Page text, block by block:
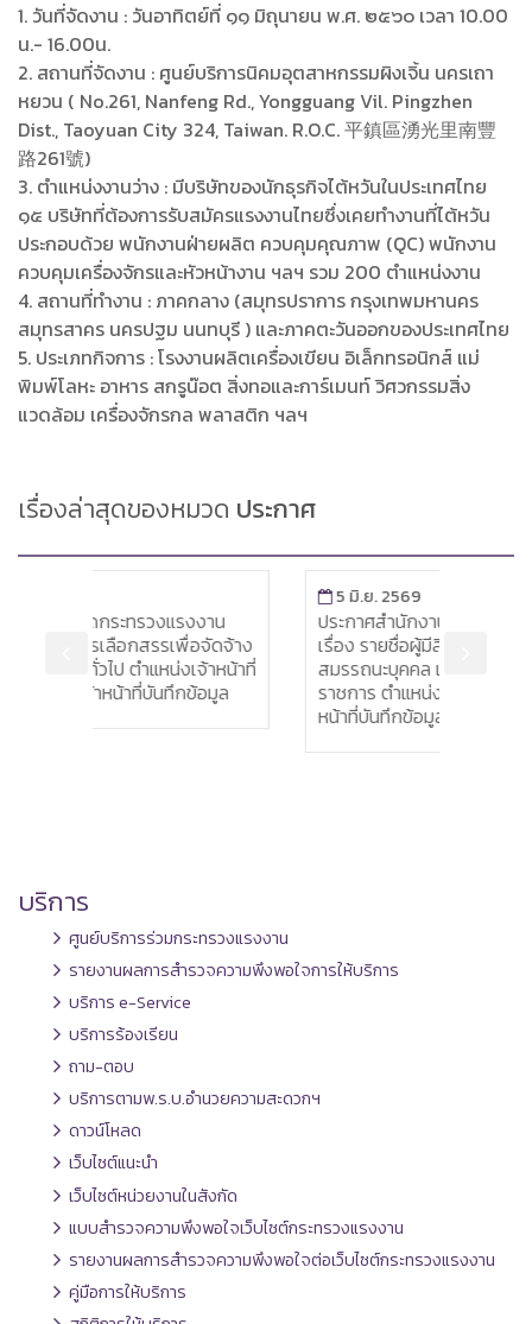
1. วันที่จัดงาน : วันอาทิตย์ที่ ๑๑ มิถุนายน พ.ศ. ๒๕๖๐ เวลา 10.00
น.- 16.00น.
2. สถานที่จัดงาน : ศูนย์บริการนิคมอุตสาหกรรมผิงเจิ้น นครเถา
หยวน ( No.261, Nanfeng Rd., Yongguang Vil. Pingzhen
Dist., Taoyuan City 324, Taiwan. R.O.C. 平鎮區湧光里南豐
路261號)
3. ตำแหน่งงานว่าง : มีบริษัทของนักธุรกิจไต้หวันในประเทศไทย
๑๕ บริษัทที่ต้องการรับสมัครแรงงานไทยซึ่งเคยทำงานที่ไต้หวัน
ประกอบด้วย พนักงานฝ่ายผลิต ควบคุมคุณภาพ (QC) พนักงาน
ควบคุมเครื่องจักรและหัวหน้างาน ฯลฯ รวม 200 ตำแหน่งงาน
4. สถานที่ทำงาน : ภาคกลาง (สมุทรปราการ กรุงเทพมหานคร
สมุทรสาคร นครปฐม นนทบุรี ) และภาคตะวันออกของประเทศไทย
5. ประเภทกิจการ : โรงงานผลิตเครื่องเขียน อิเล็กทรอนิกส์ แม่
พิมพ์โลหะ อาหาร สกรูน๊อต สิ่งทอและการ์เมนท์ วิศวกรรมสิ่ง
แวดล้อม เครื่องจักรกล พลาสติก ฯลฯ
เรื่องล่าสุดของหมวด ประกาศ
ประกาศสำนักงานปลัดกระทรวงแรงงาน
เรื่อง รายชื่อผู้มีสิทธิเข้ารับการประเมิน
สมรรถนะบุคคล เพื่อจัดจ้างเป็นพนักงาน
ราชการ ตำแหน่งเจ้าหน้าที่ธุรการและเจ้า
บริการ
ศูนย์บริการร่วมกระทรวงแรงงาน
รายงานผลการสำรวจความพึงพอใจการให้บริการ
บริการ e-Service
บริการร้องเรียน
ถาม-ตอบ
บริการตามพ.ร.บ.อำนวยความสะดวกฯ
ดาวน์โหลด
เว็บไซต์แนะนำ
เว็บไซต์หน่วยงานในสังกัด
แบบสำรวจความพึงพอใจเว็บไซต์กระทรวงแรงงาน
รายงานผลการสำรวจความพึงพอใจต่อเว็บไซต์กระทรวงแรงงาน
คู่มือการให้บริการ